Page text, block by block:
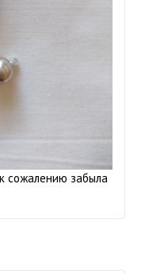
сожалению забыла